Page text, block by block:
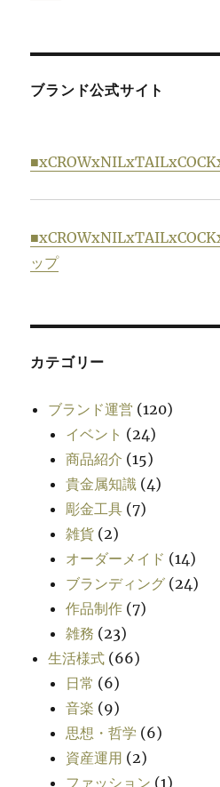
ブランド公式サイト
ップ
カテゴリー
ブランド運営 (120)
イベント (24)
商品紹介 (15)
貴金属知識 (4)
彫金工具 (7)
雑貨 (2)
オーダーメイド (14)
ブランディング (24)
作品制作 (7)
雑務 (23)
生活様式 (66)
日常 (6)
音楽 (9)
思想・哲学 (6)
資産運用 (2)
ファッション (1)